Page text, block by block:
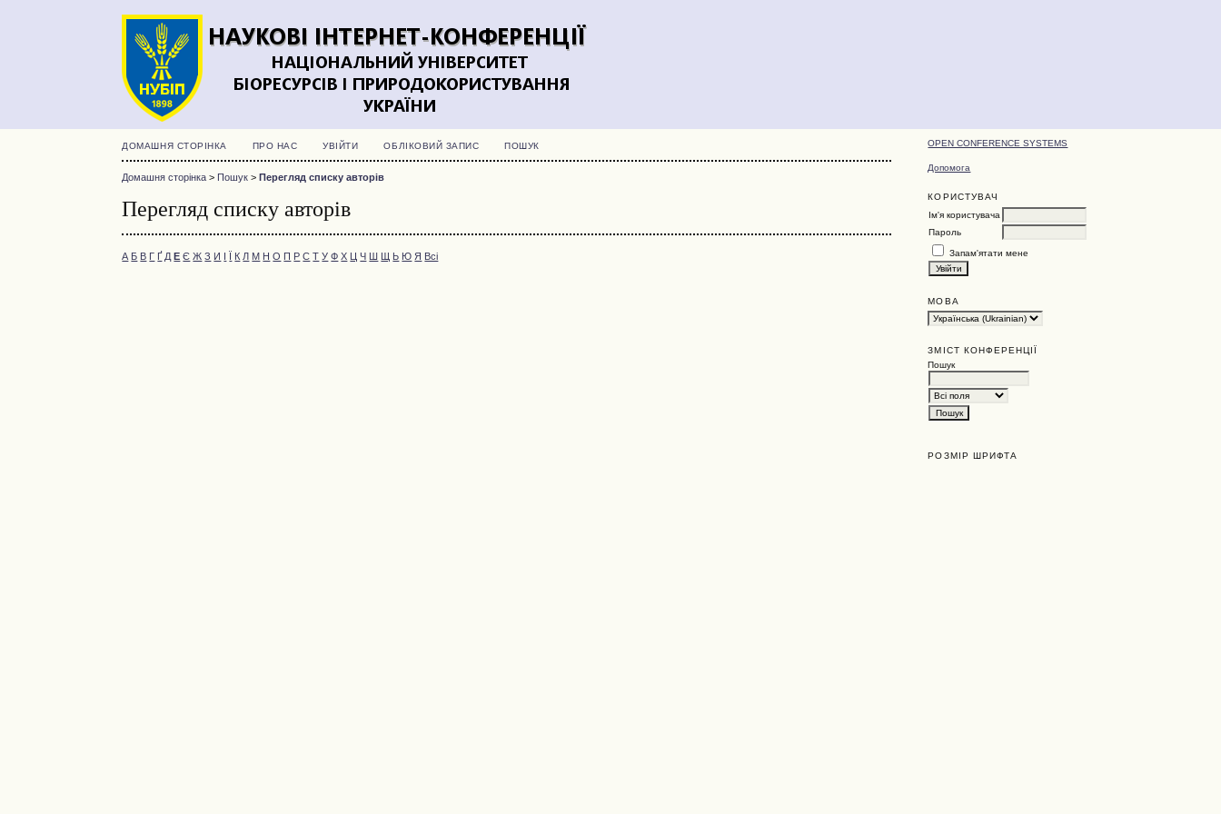
OPEN CONFERENCE SYSTEMS
Допомога
КОРИСТУВАЧ
Ім'я користувача
Пароль
Запам'ятати мене
МОВА
ЗМІСТ КОНФЕРЕНЦІЇ
Пошук
РОЗМІР ШРИФТА
ДОМАШНЯ СТОРІНКА ПРО НАС УВІЙТИ ОБЛІКОВИЙ ЗАПИС ПОШУК
Домашня сторінка > Пошук >Перегляд списку авторів
Перегляд списку авторів
А Б В Г Ґ Д Е Є Ж З И І Ї К Л М Н О П Р С Т У Ф Х Ц Ч Ш Щ Ь Ю Я Всі